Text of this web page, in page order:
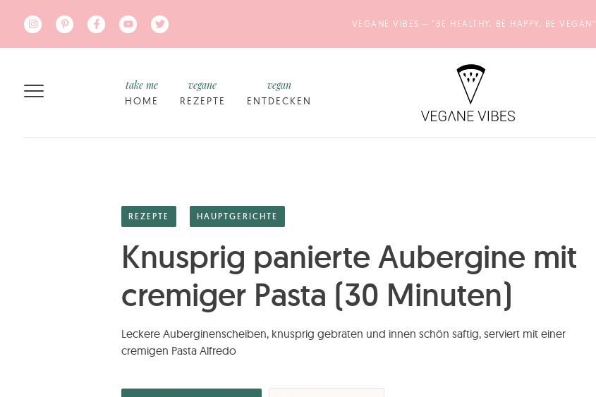
VEGANE VIBES – "BE HEALTHY, BE HAPPY, BE VEGAN“
HOME
take me
REZEPTE
vegane
ENTDECKEN
vegan
REZEPTE HAUPTGERICHTE
Knusprig panierte Aubergine mit
cremiger Pasta (30 Minuten)
Leckere Auberginenscheiben, knusprig gebraten und innen schön saftig, serviert mit einer
cremigen Pasta Alfredo